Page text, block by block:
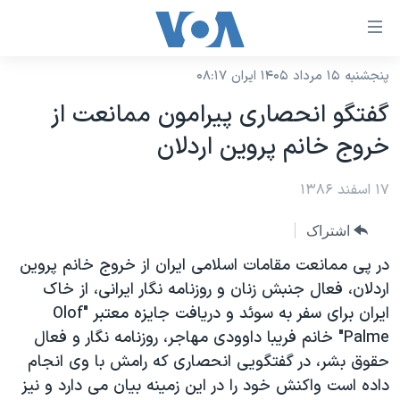
لینکهای
دسترسی
جهش
محتوای
اصلی
اصلی
جهش
به
جستجو
نسخه سبک وب‌سایت
موضوع ها
ایران
آمریکا
ورزشی
گزیده‌ها
ویژه برنامه‌ها
ویدیوها
برنامه های تلویزیونی
جدول برنامه ها
صفحه‌های ویژه
جام جهانی ۲۰۲۶
عملیات خشم حماسی
۲۵۰سالگی آمریکا
بایگانی برنامه‌های تلویزیونی
فرکانس‌های صدای آمریکا
پخش رادیویی
یادگیری زبان انگلیسی
پنجشنبه ۱۵ مرداد ۱۴۰۵ ایران ۰۸:۱۷
گفتگو انحصاری پيرامون ممانعت از
خروج خانم پروين اردلان
۱۷ اسفند ۱۳۸۶
اشتراک
در پی ممانعت مقامات اسلامی ايران از خروج خانم پروين
اردلان، فعال جنبش زنان و روزنامه نگار ايرانی، از خاک
ايران برای سفر به سوئد و دريافت جايزه معتبر "Olof
Palme" خانم فريبا داوودی مهاجر، روزنامه نگار و فعال
حقوق بشر، در گفتگويی انحصاری که رامش با وی انجام
داده است واکنش خود را در اين زمينه بيان می دارد و نيز